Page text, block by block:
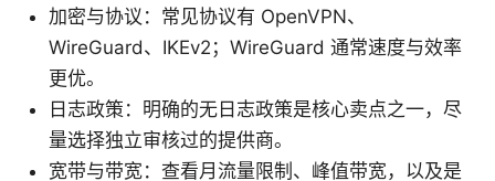
加密与协议：常见协议有 OpenVPN、
WireGuard、IKEv2；WireGuard 通常速度与效率
更优。
日志政策：明确的无日志政策是核心卖点之一，尽
量选择独立审核过的提供商。
宽带与带宽：查看月流量限制、峰值带宽，以及是